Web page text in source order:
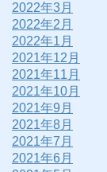
2022年3月
2022年2月
2022年1月
2021年12月
2021年11月
2021年10月
2021年9月
2021年8月
2021年7月
2021年6月